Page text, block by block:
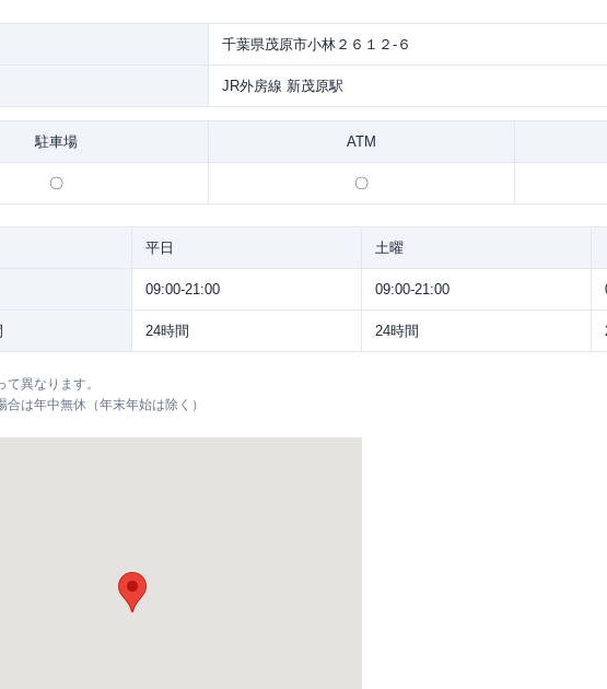
千葉県茂原市小林２６１２-６
JR外房線 新茂原駅
駐車場 ATM
〇 〇
平日 土曜
09:00-21:00 09:00-21:00
24時間 24時間
異なります。
合は年中無休（年末年始は除く）